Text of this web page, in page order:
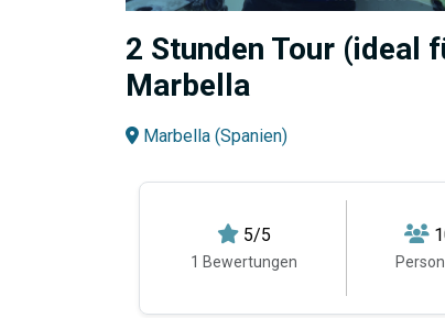
2 Stunden Tour (ideal
Marbella
Marbella (Spanien)
5/5
1 Bewertungen